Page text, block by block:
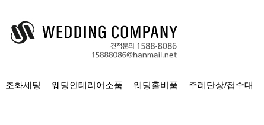
조화세팅 웨딩인테리어소품 웨딩홀비품 주례단상/접수대